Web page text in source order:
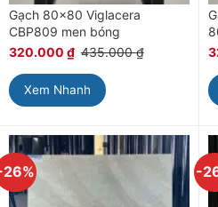
Gạch 80×80 Viglacera
CBP809 men bóng
320.000 ₫ 435.000₫
Xem Nhanh
-